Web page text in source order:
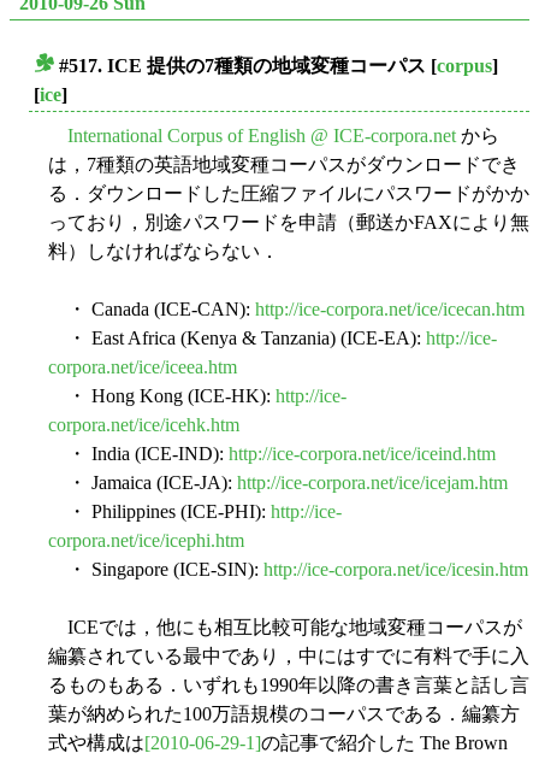
#517. ICE 提供の7種類の地域変種コーパス [corpus]
[ice]
International Corpus of English @ ICE-corpora.net から
は，7種類の英語地域変種コーパスがダウンロードでき
る．ダウンロードした圧縮ファイルにパスワードがかか
っており，別途パスワードを申請（郵送かFAXにより無
料）しなければならない．
・ Canada (ICE-CAN): http://ice-corpora.net/ice/icecan.htm
・ East Africa (Kenya & Tanzania) (ICE-EA): http://ice-
corpora.net/ice/iceea.htm
・ Hong Kong (ICE-HK): http://ice-
corpora.net/ice/icehk.htm
・ India (ICE-IND): http://ice-corpora.net/ice/iceind.htm
・ Jamaica (ICE-JA): http://ice-corpora.net/ice/icejam.htm
・ Philippines (ICE-PHI): http://ice-
corpora.net/ice/icephi.htm
・ Singapore (ICE-SIN): http://ice-corpora.net/ice/icesin.htm
ICEでは，他にも相互比較可能な地域変種コーパスが
編纂されている最中であり，中にはすでに有料で手に入
るものもある．いずれも1990年以降の書き言葉と話し言
葉が納められた100万語規模のコーパスである．編纂方
式や構成は[2010-06-29-1]の記事で紹介した The Brown